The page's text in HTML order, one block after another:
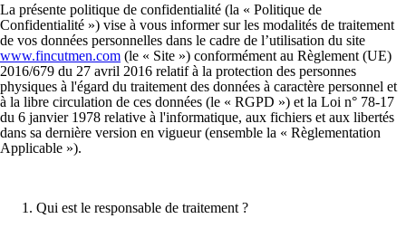
La présente politique de confidentialité (la « Politique de
Confidentialité ») vise à vous informer sur les modalités de traitement
de vos données personnelles dans le cadre de l’utilisation du site
www.fincutmen.com (le « Site ») conformément au Règlement (UE)
2016/679 du 27 avril 2016 relatif à la protection des personnes
physiques à l'égard du traitement des données à caractère personnel et
à la libre circulation de ces données (le « RGPD ») et la Loi n° 78-17
du 6 janvier 1978 relative à l'informatique, aux fichiers et aux libertés
dans sa dernière version en vigueur (ensemble la « Règlementation
Applicable »).
Qui est le responsable de traitement ?